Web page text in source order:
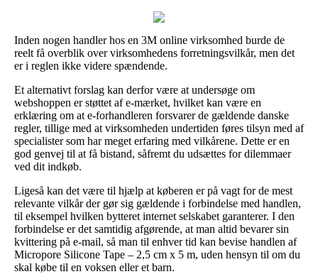
Inden nogen handler hos en 3M online virksomhed burde de
reelt få overblik over virksomhedens forretningsvilkår, men det
er i reglen ikke videre spændende.
Et alternativt forslag kan derfor være at undersøge om
webshoppen er støttet af e-mærket, hvilket kan være en
erklæring om at e-forhandleren forsvarer de gældende danske
regler, tillige med at virksomheden undertiden føres tilsyn med af
specialister som har meget erfaring med vilkårene. Dette er en
god genvej til at få bistand, såfremt du udsættes for dilemmaer
ved dit indkøb.
Ligeså kan det være til hjælp at køberen er på vagt for de mest
relevante vilkår der gør sig gældende i forbindelse med handlen,
til eksempel hvilken bytteret internet selskabet garanterer. I den
forbindelse er det samtidig afgørende, at man altid bevarer sin
kvittering på e-mail, så man til enhver tid kan bevise handlen af
Micropore Silicone Tape – 2,5 cm x 5 m, uden hensyn til om du
skal købe til en voksen eller et barn.